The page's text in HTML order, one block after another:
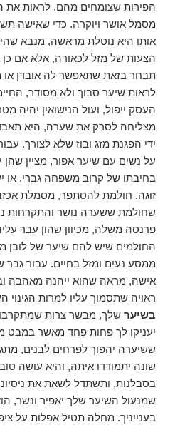
הפירות שצומחים מהם. לראות את
מסמל אושר ויוקרה. כדי שאישה
אותו היא נוטלת מראשה, מנבא
הצעות של מזל לכאורה, אלא אם
תבחר בזאת שתאפשר לה אובדן או
לראות שיער סבוך ולא מסודר,
העסק ייפול, ועול הנישואין יהיה
מצליחה לסרק את שערה, היא
ידי הפגנת מזג ובוז שלא לצורך.
על נשים עם שיער אפור, מציין שהן
בחיבתו של קרוב משפחה גברי, או
זוגה. חולמת להסתפר, מסמלת
שחולמת ששערה נושר והתקרחות
פרנסה משלה, מכיוון שהון עבר
החולמים שיש להם שיער של לובן
ממסע נעים ומזל בחיים. עבור
אישה, מראה שהוא ייהנה מאהבה
ראויה שתסמוך עליו למרות הגינוי
בשיער שלך, מבשר צרות
יעניקו לך פחות פחד מאשר במבט
ששיערה יהפוך לפרחים לבנים,
שונה יתמודדו איתה, והיא עושה
בסבלנות, ותשתדל לשאת את
שמנעול השיער שלך יאפיר ונשר,
בענייניך. מחלה תטיל אפלות על